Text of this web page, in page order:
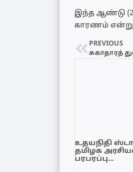
இந்த ஆண்டு
காரணம் என்று
PREVIOUS
உதயநிதி
தமிழக
பரபரப்பு…